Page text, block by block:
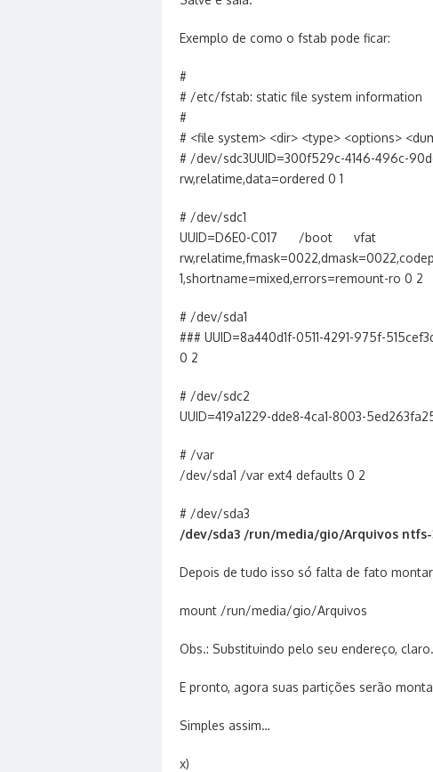
Exemplo de como o fstab pode ficar:
#
# /etc/fstab: static file system information
#
# <file system> <dir> <type> <options>
# /dev/sdc3UUID=300f529c-4146-
rw,relatime,data=ordered 0 1
# /dev/sdc1
UUID=D6E0-C017 /boot vfat
1,shortname=mixed,errors=remount-ro 0 2
# /dev/sda1
### UUID=8a440d1f-0511-4291-975f-
0 2
# /dev/sdc2
UUID=419a1229-dde8-4ca1-8003-
# /var
/dev/sda1 /var ext4 defaults 0 2
# /dev/sda3
/dev/sda3 /run/media/gio/Arquivos
Depois de tudo isso só falta de fato montar
mount /run/media/gio/Arquivos
Obs.: Substituindo pelo seu endereço, claro.
E pronto, agora suas partições serão
Simples assim…
x)